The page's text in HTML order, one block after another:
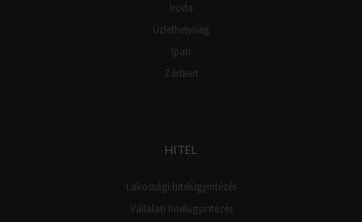
Iroda
Üzlethelyiség
Ipari
Zártkert
HITEL
Lakossági hitelügyintézés
Vállalati hitelügyintézés